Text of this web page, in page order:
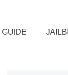
GUIDE